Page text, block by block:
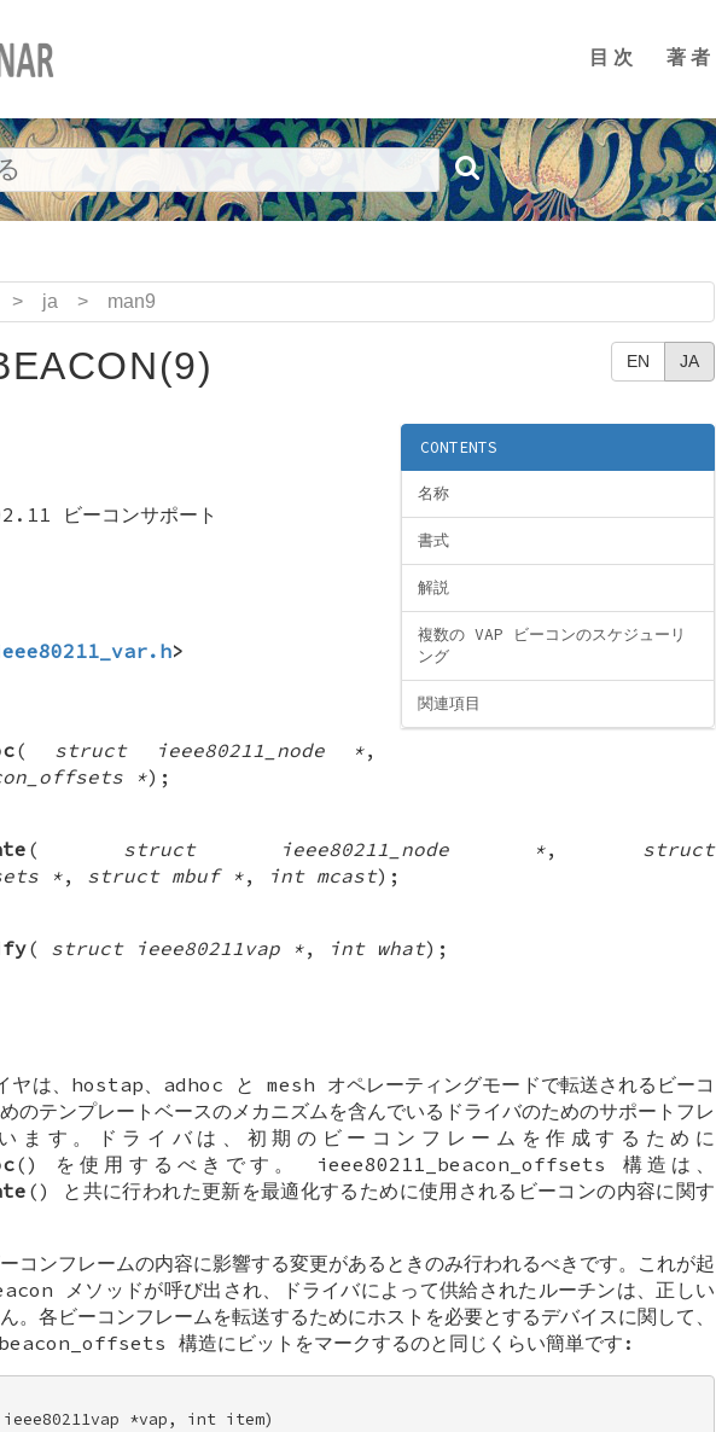
目次 著者
> ja > man9
EN JA
CONTENTS
名称
書式
解説
複数の VAP ビーコンのスケジューリ
ング
関連項目
ビーコンサポート
>
( struct ieee80211_node *,
*);
( struct ieee80211_node *, struct
*, struct mbuf *, int mcast);
( struct ieee80211vap *, int what);
ヤは、hostap、adhoc と mesh オペレーティングモードで転送されるビーコ
のテンプレートベースのメカニズムを含んでいるドライバのためのサポートフレ
ます。ドライバは、初期のビーコンフレームを作成するために
() を使用するべきです。 ieee80211_beacon_offsets 構造は、
() と共に行われた更新を最適化するために使用されるビーコンの内容に関す
コンフレームの内容に影響する変更があるときのみ行われるべきです。これが起
メソッドが呼び出され、ドライバによって供給されたルーチンは、正しい
。各ビーコンフレームを転送するためにホストを必要とするデバイスに関して、
構造にビットをマークするのと同じくらい簡単です:
ieee80211vap *vap, int item)